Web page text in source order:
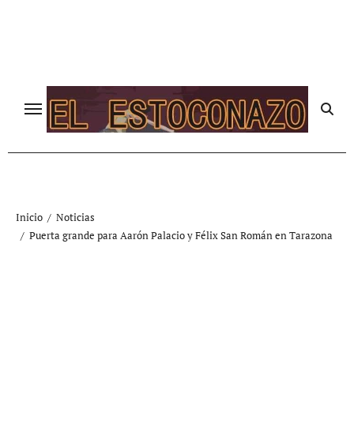
Inicio
Noticias
Puerta grande para Aarón Palacio y Félix San Román en Tarazona